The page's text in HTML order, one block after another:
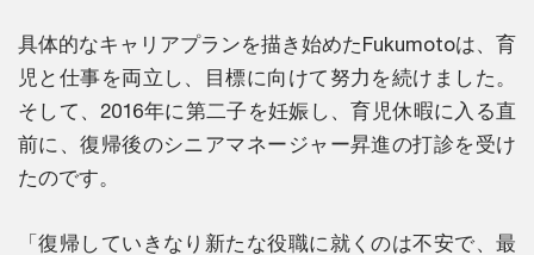
具体的なキャリアプランを描き始めたFukumotoは、育
児と仕事を両立し、目標に向けて努力を続けました。
そして、2016年に第二子を妊娠し、育児休暇に入る直
前に、復帰後のシニアマネージャー昇進の打診を受け
たのです。
「復帰していきなり新たな役職に就くのは不安で、最